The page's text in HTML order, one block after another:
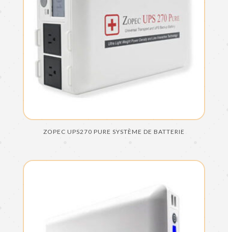
ZOPEC UPS270 PURE SYSTÈME DE BATTERIE